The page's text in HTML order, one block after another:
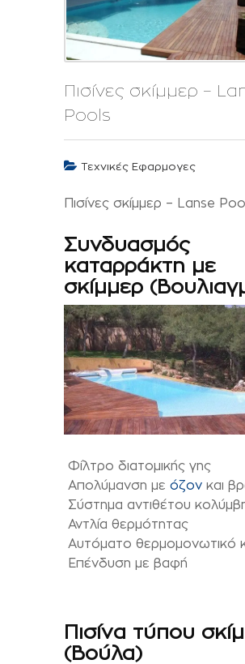
Πισίνες σκίμμερ –
Pools
Τεχνικές Εφαρμογες
Πισίνες σκίμμερ – Lanse
Συνδυασμός
καταρράκτη με
σκίμμερ
Φίλτρο διατομικής γης
Απολύμανση με όζον και
Σύστημα αντιθέτου
Αντλία θερμότητας
Αυτόματο θερμομονωτικό
Επένδυση με βαφή
Πισίνα τύπου
(Βούλα)